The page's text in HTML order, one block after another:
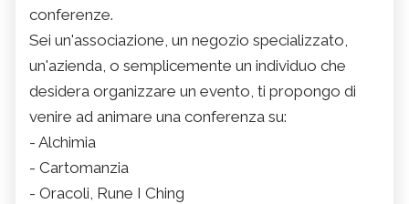
conferenze.
Sei un'associazione, un negozio specializzato,
un'azienda, o semplicemente un individuo che
desidera organizzare un evento, ti propongo di
venire ad animare una conferenza su:
- Alchimia
- Cartomanzia
- Oracoli, Rune I Ching